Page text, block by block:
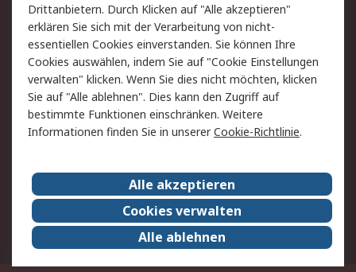
Rechtliches
AGB
Datenschutz
Cookie-Richtlinie
Zahlungsbedingungen
Copyright/Impressum
Über RS
Karriere bei RS
Nachhaltigkeit
Qualität/Umwelt/ZertifikatePresse-Center
Event-Center
Drittanbietern. Durch Klicken auf "Alle akzeptieren"
erklären Sie sich mit der Verarbeitung von nicht-
essentiellen Cookies einverstanden. Sie können Ihre
Cookies auswählen, indem Sie auf "Cookie Einstellungen
verwalten" klicken. Wenn Sie dies nicht möchten, klicken
Sie auf "Alle ablehnen". Dies kann den Zugriff auf
bestimmte Funktionen einschränken. Weitere
Informationen finden Sie in unsererCookie-Richtlinie.
Alle akzeptieren
Cookies verwalten
Alle ablehnen